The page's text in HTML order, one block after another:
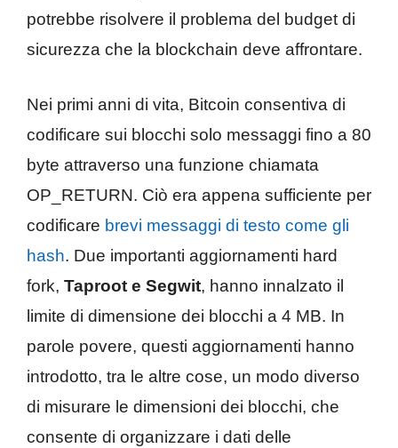
potrebbe risolvere il problema del budget di
sicurezza che la blockchain deve affrontare.
Nei primi anni di vita, Bitcoin consentiva di
codificare sui blocchi solo messaggi fino a 80
byte attraverso una funzione chiamata
OP_RETURN. Ciò era appena sufficiente per
codificare brevi messaggi di testo come gli
hash. Due importanti aggiornamenti hard
fork, Taproot e Segwit, hanno innalzato il
limite di dimensione dei blocchi a 4 MB. In
parole povere, questi aggiornamenti hanno
introdotto, tra le altre cose, un modo diverso
di misurare le dimensioni dei blocchi, che
consente di organizzare i dati delle